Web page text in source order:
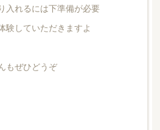
入れるには下準備が必要
験していただきますよ
もぜひどうぞ